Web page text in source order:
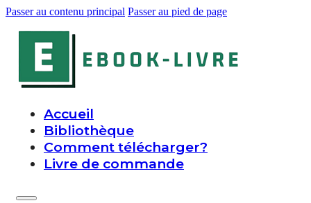
Passer au contenu principal Passer au pied de page
Accueil
Bibliothèque
Comment télécharger?
Livre de commande